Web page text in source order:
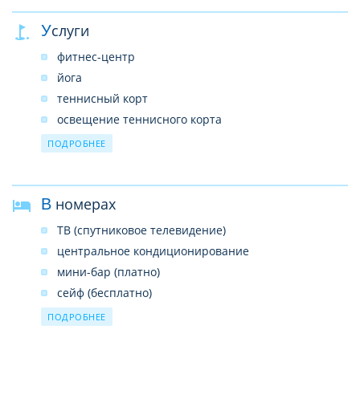
услуги врача
прачечная
бизнес-центр
интернет-кафе (платно)
The Club: 1 открытый бассейн (инфинити), 1
ресторан, 1 бар
Услуги
фитнес-центр
йога
теннисный корт
освещение теннисного корта
теннисные мячи и ракетки
настольный теннис
бадминтон
пляжный волейбол
развлекательные программы
массаж платно
бильярд платно
ПОДРОБНЕЕ
В номерах
ТВ (спутниковое телевидение)
центральное кондиционирование
мини-бар (платно)
сейф (бесплатно)
душ или ванна
ПОДРОБНЕЕ